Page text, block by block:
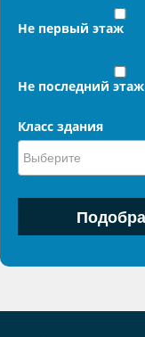
Не первый этаж
Не последний этаж
Класс здания